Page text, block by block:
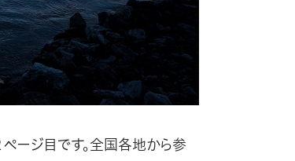
ージ目です。全国各地から参